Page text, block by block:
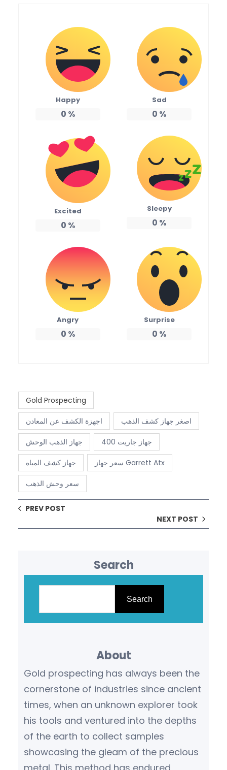
Happy
0 %
Sad
0 %
Excited
0 %
Sleepy
0 %
Angry
0 %
Surprise
0 %
Gold Prospecting
اجهزة الكشف عن المعادن اصغر جهاز كشف الذهب
جهاز الذهب الوحش جهاز جاريت 400
جهاز كشف المياه سعر جهاز Garrett Atx
سعر وحش الذهب
PREV POST
NEXT POST
Search
Search
About
Gold prospecting has always been the
cornerstone of industries since ancient
times, when an unknown explorer took
his tools and ventured into the depths
of the earth to collect samples
showcasing the gleam of the precious